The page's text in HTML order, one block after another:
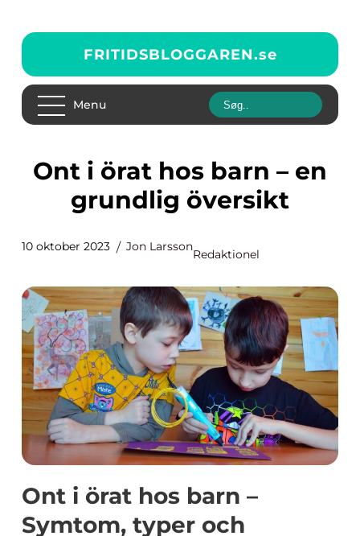
FRITIDSBLOGGAREN.se
Menu
Ont i örat hos barn – en
grundlig översikt
10 oktober 2023 Jon Larsson
Redaktionel
Ont i örat hos barn –
Symtom, typer och